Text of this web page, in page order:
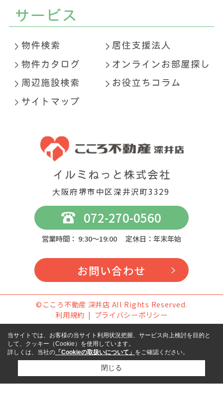
大阪府堺市中区深井沢町3329
072-270-0560
営業時間： 9:30～19:00 定休日：年末年始
お問い合わせ
©こころ不動産 深井店 All Rights Reserved.
利用規約
プライバシーポリシー
当サイトでは、お客様の当サイト利用状況把握、サービス向上検討を目的と
して、クッキー（Cookie）を使用しています。
詳しくは、当社の 「Cookieの取扱いについて」 をご確認ください。
閉じる